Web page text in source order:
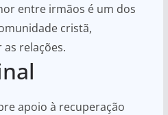
entre irmãos é um dos
cristã,
relações.
apoio à recuperação